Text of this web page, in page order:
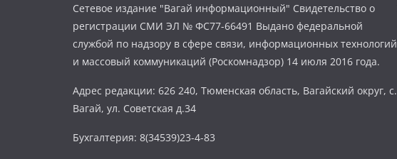
Сетевое издание "Вагай информационный" Свидетельство о
регистрации СМИ ЭЛ № ФС77-66491 Выдано федеральной
службой по надзору в сфере связи, информационных технологий
и массовый коммуникаций (Роскомнадзор) 14 июля 2016 года.
Адрес редакции: 626 240, Тюменская область, Вагайский округ, с.
Вагай, ул. Советская д.34
Бухгалтерия: 8(34539)23-4-83